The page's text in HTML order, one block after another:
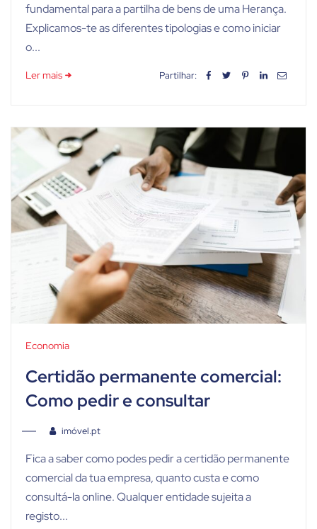
fundamental para a partilha de bens de uma Herança.
Explicamos-te as diferentes tipologias e como iniciar
o...
Ler mais Partilhar:
Economia
Certidão permanente comercial:
Como pedir e consultar
imóvel.pt
Fica a saber como podes pedir a certidão permanente
comercial da tua empresa, quanto custa e como
consultá-la online. Qualquer entidade sujeita a
registo...